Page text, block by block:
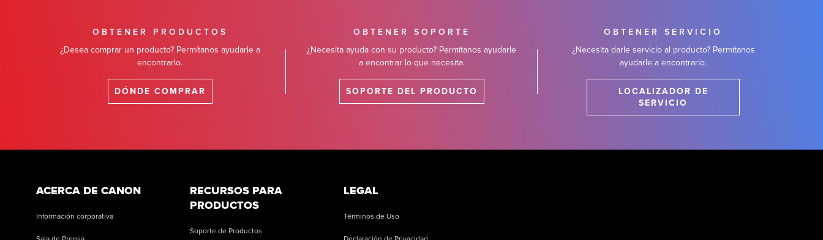
OBTENER PRODUCTOS
¿Desea comprar un producto? Permítanos ayudarle a
encontrarlo.
DÓNDE COMPRAR
OBTENER SOPORTE
¿Necesita ayuda con su producto? Permítanos ayudarle
a encontrar lo que necesita.
SOPORTE DEL PRODUCTO
OBTENER SERVICIO
¿Necesita darle servicio al producto? Permítanos
ayudarle a encontrarlo.
LOCALIZADOR DE
SERVICIO
ACERCA DE CANON
Información corporativa
RECURSOS PARA
PRODUCTOS
Soporte de Productos
LEGAL
Términos de Uso